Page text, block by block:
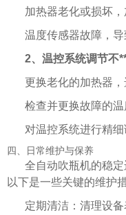
加热器老化或损坏，
温度传感器故障，导
2、温控系统调节不**
更换老化的加热器，
检查并更换故障的温
对温控系统进行精细
四、日常维护与保养
全自动吹瓶机的稳定
以下是一些关键的维护
定期清洁：清理设